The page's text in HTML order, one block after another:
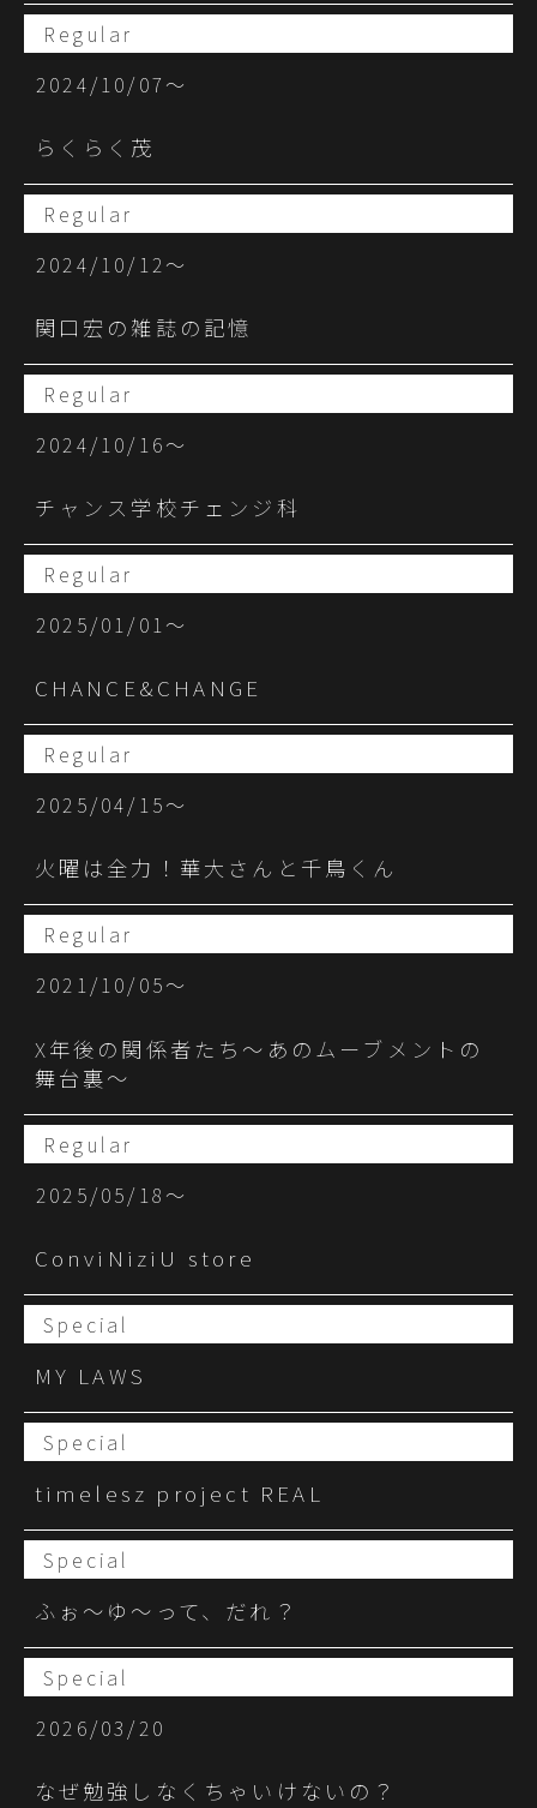
Regular
2024/10/07〜
らくらく茂
Regular
2024/10/12〜
関口宏の雑誌の記憶
Regular
2024/10/16〜
チャンス学校チェンジ科
Regular
2025/01/01〜
CHANCE&CHANGE
Regular
2025/04/15〜
火曜は全力！華大さんと千鳥くん
Regular
2021/10/05〜
X年後の関係者たち〜あのムーブメントの
舞台裏〜
Regular
2025/05/18〜
ConviNiziU store
Special
MY LAWS
Special
timelesz project REAL
Special
ふぉ〜ゆ〜って、だれ？
Special
2026/03/20
なぜ勉強しなくちゃいけないの？